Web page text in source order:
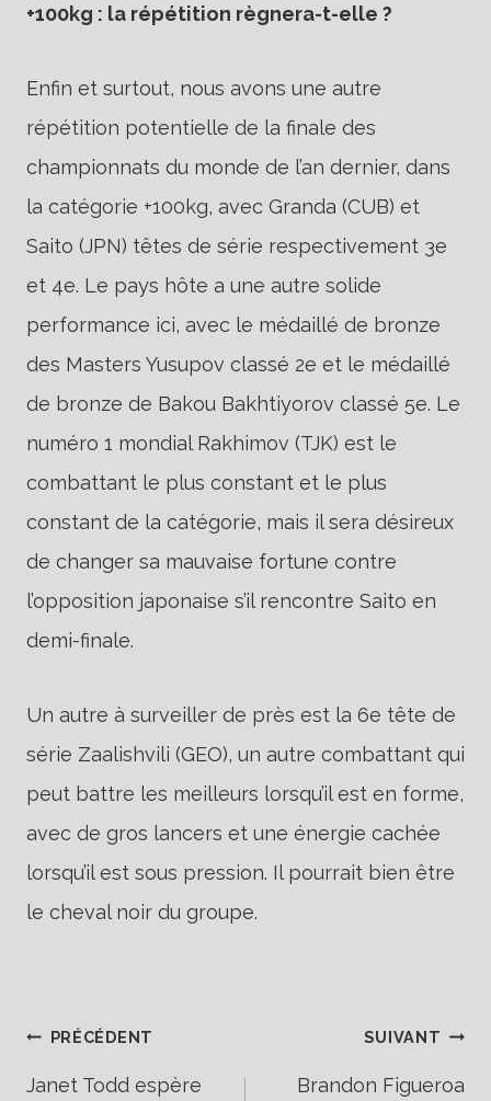
+100kg : la répétition règnera-t-elle ?
Enfin et surtout, nous avons une autre
répétition potentielle de la finale des
championnats du monde de l’an dernier, dans
la catégorie +100kg, avec Granda (CUB) et
Saito (JPN) têtes de série respectivement 3e
et 4e. Le pays hôte a une autre solide
performance ici, avec le médaillé de bronze
des Masters Yusupov classé 2e et le médaillé
de bronze de Bakou Bakhtiyorov classé 5e. Le
numéro 1 mondial Rakhimov (TJK) est le
combattant le plus constant et le plus
constant de la catégorie, mais il sera désireux
de changer sa mauvaise fortune contre
l’opposition japonaise s’il rencontre Saito en
demi-finale.
Un autre à surveiller de près est la 6e tête de
série Zaalishvili (GEO), un autre combattant qui
peut battre les meilleurs lorsqu’il est en forme,
avec de gros lancers et une énergie cachée
lorsqu’il est sous pression. Il pourrait bien être
le cheval noir du groupe.
Navigation
PRÉCÉDENT
Janet Todd espère
SUIVANT
Brandon Figueroa